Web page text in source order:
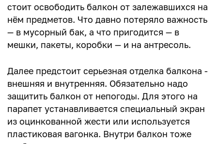
стоит освободить балкон от залежавшихся на
нём предметов. Что давно потеряло важность
— в мусорный бак, а что пригодится — в
мешки, пакеты, коробки — и на антресоль.
Далее предстоит серьезная отделка балкона -
внешняя и внутренняя. Обязательно надо
защитить балкон от непогоды. Для этого на
парапет устанавливается специальный экран
из оцинкованной жести или используется
пластиковая вагонка. Внутри балкон тоже